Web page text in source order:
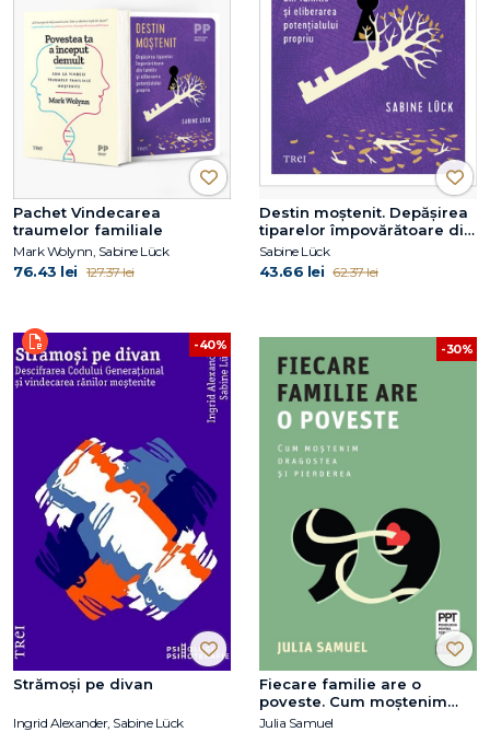
Pachet Vindecarea
traumelor familiale
Mark Wolynn, Sabine Lück
76.43 lei 127.37 lei
Destin moștenit. Depășirea
tiparelor împovărătoare din
familie și eliberarea
potențialului propriu
Sabine Lück
43.66 lei 62.37 lei
-40%
Strămoși pe divan
Ingrid Alexander, Sabine Lück
-30%
Fiecare familie are o
poveste. Cum moștenim
dragostea și pierderea
Julia Samuel